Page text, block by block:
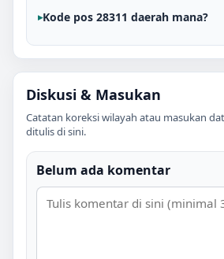
Kode pos 28311 daerah mana?
Diskusi & Masukan
Catatan koreksi wilayah atau masukan
ditulis di sini.
Belum ada komentar